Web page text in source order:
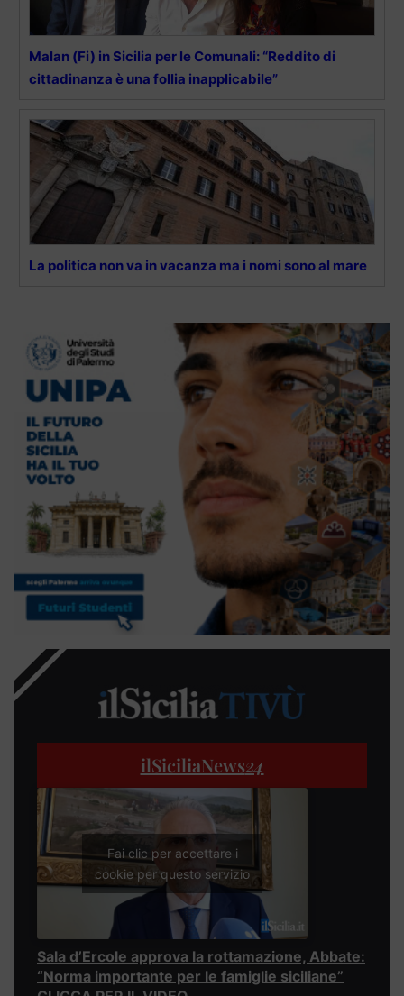
Malan (Fi) in Sicilia per le Comunali: “Reddito di
cittadinanza è una follia inapplicabile”
La politica non va in vacanza ma i nomi sono al mare
ilSiciliaNews24
Fai clic per accettare i
cookie per questo servizio
Sala d’Ercole approva la rottamazione, Abbate:
“Norma importante per le famiglie siciliane”